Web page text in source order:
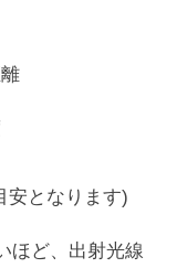
安となります)
ほど、出射光線